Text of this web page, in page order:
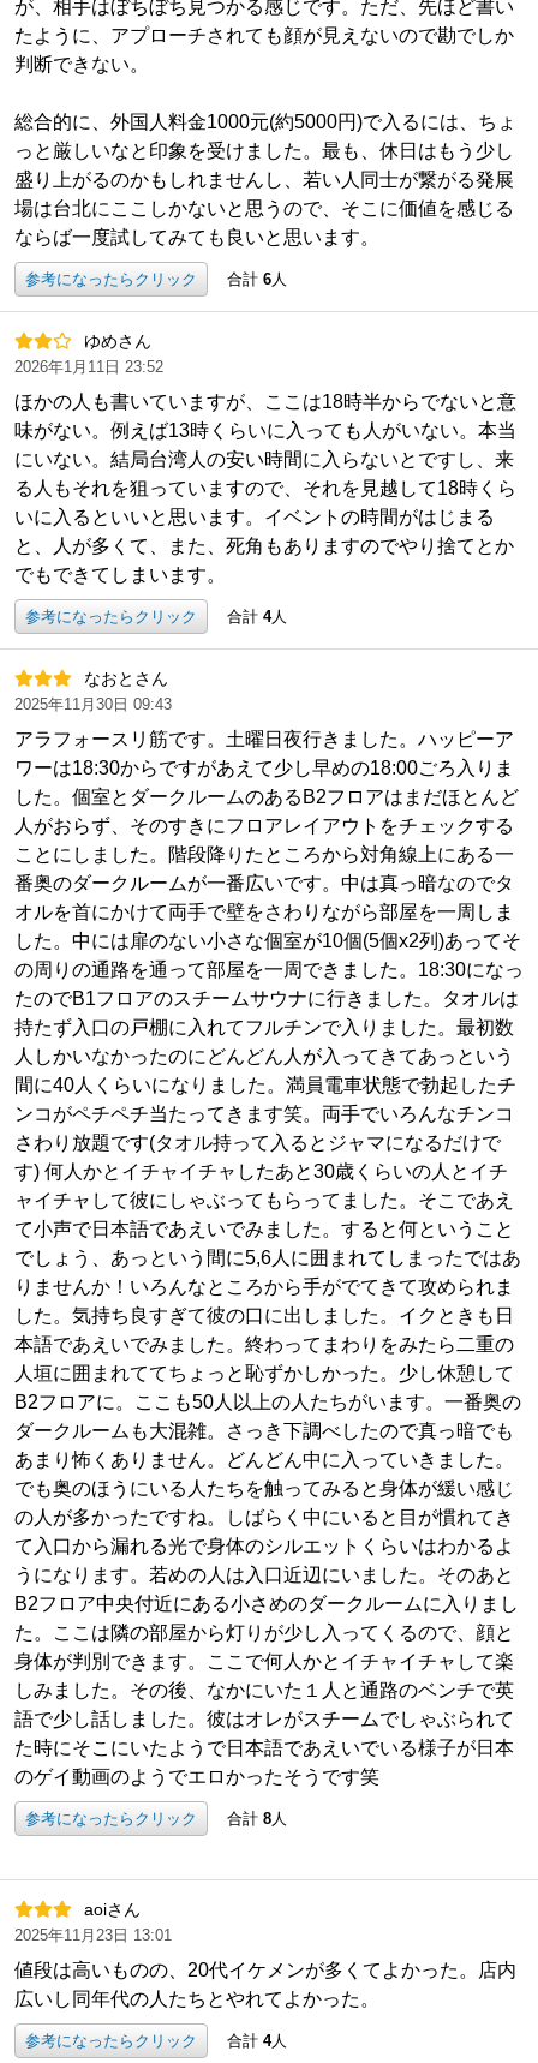
が、相手はぼちぼち見つかる感じです。ただ、先ほど書い
たように、アプローチされても顔が見えないので勘でしか
判断できない。
総合的に、外国人料金1000元(約5000円)で入るには、ちょ
っと厳しいなと印象を受けました。最も、休日はもう少し
盛り上がるのかもしれませんし、若い人同士が繋がる発展
場は台北にここしかないと思うので、そこに価値を感じる
ならば一度試してみても良いと思います。
参考になったらクリック 合計 6人
ゆめさん
2026年1月11日 23:52
ほかの人も書いていますが、ここは18時半からでないと意
味がない。例えば13時くらいに入っても人がいない。本当
にいない。結局台湾人の安い時間に入らないとですし、来
る人もそれを狙っていますので、それを見越して18時くら
いに入るといいと思います。イベントの時間がはじまる
と、人が多くて、また、死角もありますのでやり捨てとか
でもできてしまいます。
参考になったらクリック 合計 4人
なおとさん
2025年11月30日 09:43
アラフォースリ筋です。土曜日夜行きました。ハッピーア
ワーは18:30からですがあえて少し早めの18:00ごろ入りま
した。個室とダークルームのあるB2フロアはまだほとんど
人がおらず、そのすきにフロアレイアウトをチェックする
ことにしました。階段降りたところから対角線上にある一
番奥のダークルームが一番広いです。中は真っ暗なのでタ
オルを首にかけて両手で壁をさわりながら部屋を一周しま
した。中には扉のない小さな個室が10個(5個x2列)あってそ
の周りの通路を通って部屋を一周できました。18:30になっ
たのでB1フロアのスチームサウナに行きました。タオルは
持たず入口の戸棚に入れてフルチンで入りました。最初数
人しかいなかったのにどんどん人が入ってきてあっという
間に40人くらいになりました。満員電車状態で勃起したチ
ンコがペチペチ当たってきます笑。両手でいろんなチンコ
さわり放題です(タオル持って入るとジャマになるだけで
す) 何人かとイチャイチャしたあと30歳くらいの人とイチ
ャイチャして彼にしゃぶってもらってました。そこであえ
て小声で日本語であえいでみました。すると何ということ
でしょう、あっという間に5,6人に囲まれてしまったではあ
りませんか！いろんなところから手がでてきて攻められま
した。気持ち良すぎて彼の口に出しました。イクときも日
本語であえいでみました。終わってまわりをみたら二重の
人垣に囲まれててちょっと恥ずかしかった。少し休憩して
B2フロアに。ここも50人以上の人たちがいます。一番奥の
ダークルームも大混雑。さっき下調べしたので真っ暗でも
あまり怖くありません。どんどん中に入っていきました。
でも奥のほうにいる人たちを触ってみると身体が緩い感じ
の人が多かったですね。しばらく中にいると目が慣れてき
て入口から漏れる光で身体のシルエットくらいはわかるよ
うになります。若めの人は入口近辺にいました。そのあと
B2フロア中央付近にある小さめのダークルームに入りまし
た。ここは隣の部屋から灯りが少し入ってくるので、顔と
身体が判別できます。ここで何人かとイチャイチャして楽
しみました。その後、なかにいた１人と通路のベンチで英
語で少し話しました。彼はオレがスチームでしゃぶられて
た時にそこにいたようで日本語であえいでいる様子が日本
のゲイ動画のようでエロかったそうです笑
参考になったらクリック 合計 8人
aoiさん
2025年11月23日 13:01
値段は高いものの、20代イケメンが多くてよかった。店内
広いし同年代の人たちとやれてよかった。
参考になったらクリック 合計 4人